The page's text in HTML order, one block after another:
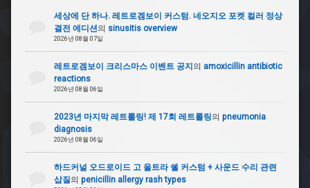
세상에 단 하나. 레트로겜보이 커스텀. 네오지오 포켓 컬러 정상
결전 에디션의 sinusitis overview
2026년 08월 07일
레트로겜보이 크리스마스 이벤트 공지의 amoxicillin antibiotic
reactions
2026년 08월 06일
2023년 마지막 레트롤링! 제 17회 레트롤링의 pneumonia
diagnosis
2026년 08월 06일
하드커널 오드로이드 고 울트라 쉘 커스텀 + 사운드 수리 관련
삽질의 penicillin allergy rash types